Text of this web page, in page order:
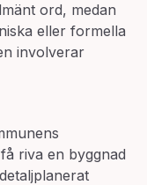
ord, medan
eller formella
involverar
riva en byggnad